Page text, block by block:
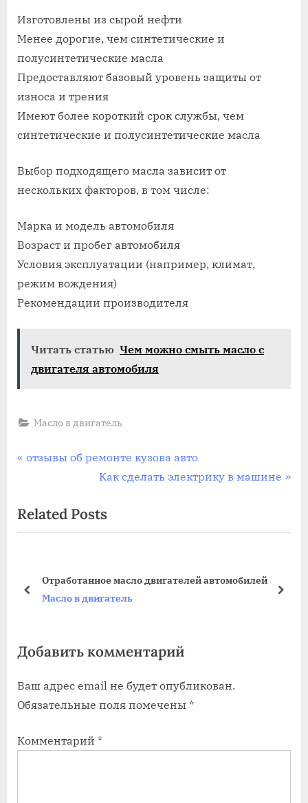
Изготовлены из сырой нефти
Менее дорогие, чем синтетические и
полусинтетические масла
Предоставляют базовый уровень защиты от
износа и трения
Имеют более короткий срок службы, чем
синтетические и полусинтетические масла
Выбор подходящего масла зависит от
нескольких факторов, в том числе:
Марка и модель автомобиля
Возраст и пробег автомобиля
Условия эксплуатации (например, климат,
режим вождения)
Рекомендации производителя
Читать статью Чем можно смыть масло с
двигателя автомобиля
Масло в двигатель
Навигация
записям
P
v
i
s
s
:
отзывы об ремонте кузова авто
N
x
t
Как сделать электрику в машине
Related Posts
Отработанное масло двигателей автомобилей
Масло в двигатель
prev next
Добавить комментарий
Ваш адрес email не будет опубликован.
Обязательные поля помечены *
Комментарий *